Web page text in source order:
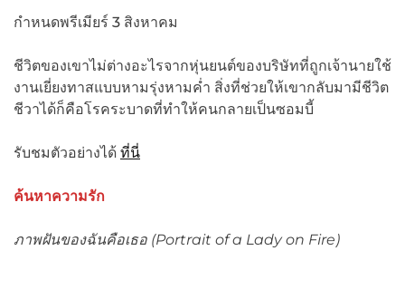
กำหนดพรีเมียร์ 3 สิงหาคม
ชีวิตของเขาไม่ต่างอะไรจากหุ่นยนต์ของบริษัทที่ถูกเจ้านายใช้
งานเยี่ยงทาสแบบหามรุ่งหามค่ำ สิ่งที่ช่วยให้เขากลับมามีชีวิต
ชีวาได้ก็คือโรคระบาดที่ทำให้คนกลายเป็นซอมบี้
รับชมตัวอย่างได้ ที่นี่
ค้นหาความรัก
ภาพฝันของฉันคือเธอ (Portrait of a Lady on Fire)